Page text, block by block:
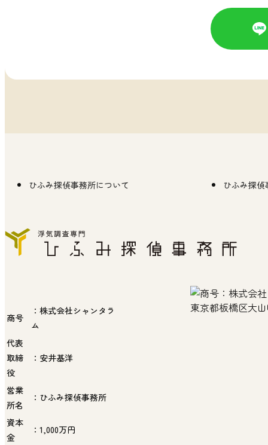
ひふみ探偵事務所について ひふみ探
商号
：株式会社シャンタラ
ム
代表
取締
役
：安井基洋
営業
所名
：ひふみ探偵事務所
資本
金
：1,000万円